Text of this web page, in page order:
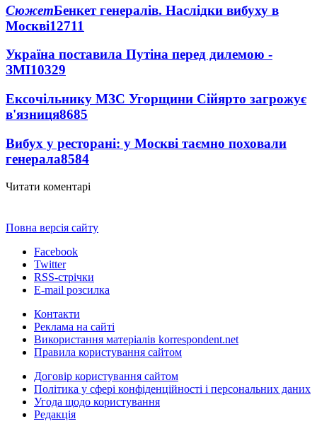
СюжетБенкет генералів. Наслідки вибуху в
Москві12711
Україна поставила Путіна перед дилемою -
ЗМІ10329
Ексочільнику МЗС Угорщини Сійярто загрожує
в'язниця8685
Вибух у ресторані: у Москві таємно поховали
генерала8584
Читати коментарі
Повна версія сайту
Facebook
Twitter
RSS-стрічки
E-mail розсилка
Контакти
Реклама на сайті
Використання матеріалів korrespondent.net
Правила користування сайтом
Договір користування сайтом
Політика у сфері конфіденційності і персональних даних
Угода щодо користування
Редакція